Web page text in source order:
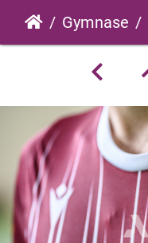
Gymnase